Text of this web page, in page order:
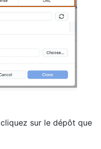
sur le dépôt que